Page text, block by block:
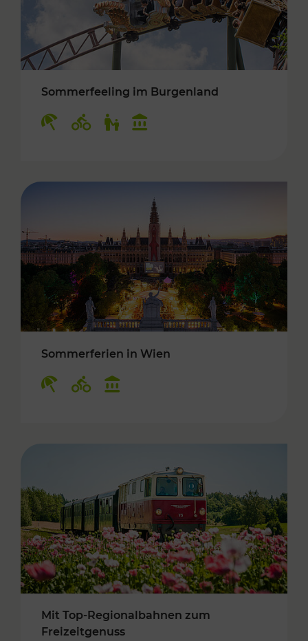
Sommerfeeling im Burgenland
Sommerferien in Wien
Mit Top-Regionalbahnen zum
Freizeitgenuss